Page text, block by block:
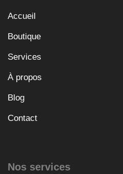
Accueil
Boutique
Services
À propos
Blog
Contact
Nos services